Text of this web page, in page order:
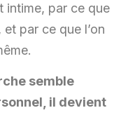
intime, par ce que
par ce que l’on
semble
il devient